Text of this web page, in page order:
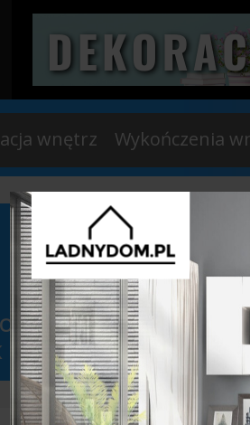
wnętrz Wykończenia
24 Grudnia 2022
NOWE TRENDY
WYKOŃCZENIA